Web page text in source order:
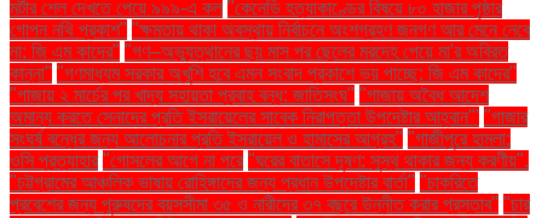
মর্টার শেল দেখতে পেয়ে ৯৯৯-এ কল "কেনেডি হত্যাকাণ্ডের বিষয়ে ৮০ হাজার পৃষ্ঠার
গোপন নথি প্রকাশ" "ক্ষমতায় থাকা অবস্থায় নির্বাচনে অংশগ্রহণ জনগণ আর মেনে নেবে
না: জি এম কাদের" "গণ–অভ্যুত্থানের ছয় মাস পর ছেলের মরদেহ পেয়ে মা'র অবিরত
কান্না" "গণমাধ্যম সরকার অখুশি হবে এমন সংবাদ প্রকাশে ভয় পাচ্ছে: জি এম কাদের"
"গাজায় ২ মার্চের পর খাদ্য সহায়তা প্রবাহ বন্ধ: জাতিসংঘ" "গাজায় অবৈধ আদেশ
অমান্য করতে সেনাদের প্রতি ইসরায়েলের সাবেক নিরাপত্তা উপদেষ্টার আহ্বান"' "গাজার
সংঘর্ষ বন্ধের জন্য আলোচনার প্রতি ইসরায়েল ও হামাসের আগ্রহ" "গাজীপুরে হামলা:
ওসি প্রত্যাহার "গোসলের আগে না পরে "ঘরের বাতাসে দূষণ: সুস্থ থাকার জন্য করণীয়".
"চট্টগ্রামের আঞ্চলিক ভাষায় রোহিঙ্গাদের জন্য প্রধান উপদেষ্টার বার্তা" "চাকরিতে
প্রবেশের জন্য পুরুষদের বয়সসীমা ৩৫ ও নারীদের ৩৭ বছরে উন্নীত করার প্রস্তাব" "চার